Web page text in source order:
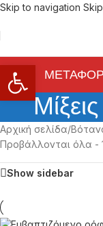
Skip to navigation
Αρχική σελίδα/
Προβάλλονται όλα -
Show sidebar
Ανοίξτε τη γραμμή